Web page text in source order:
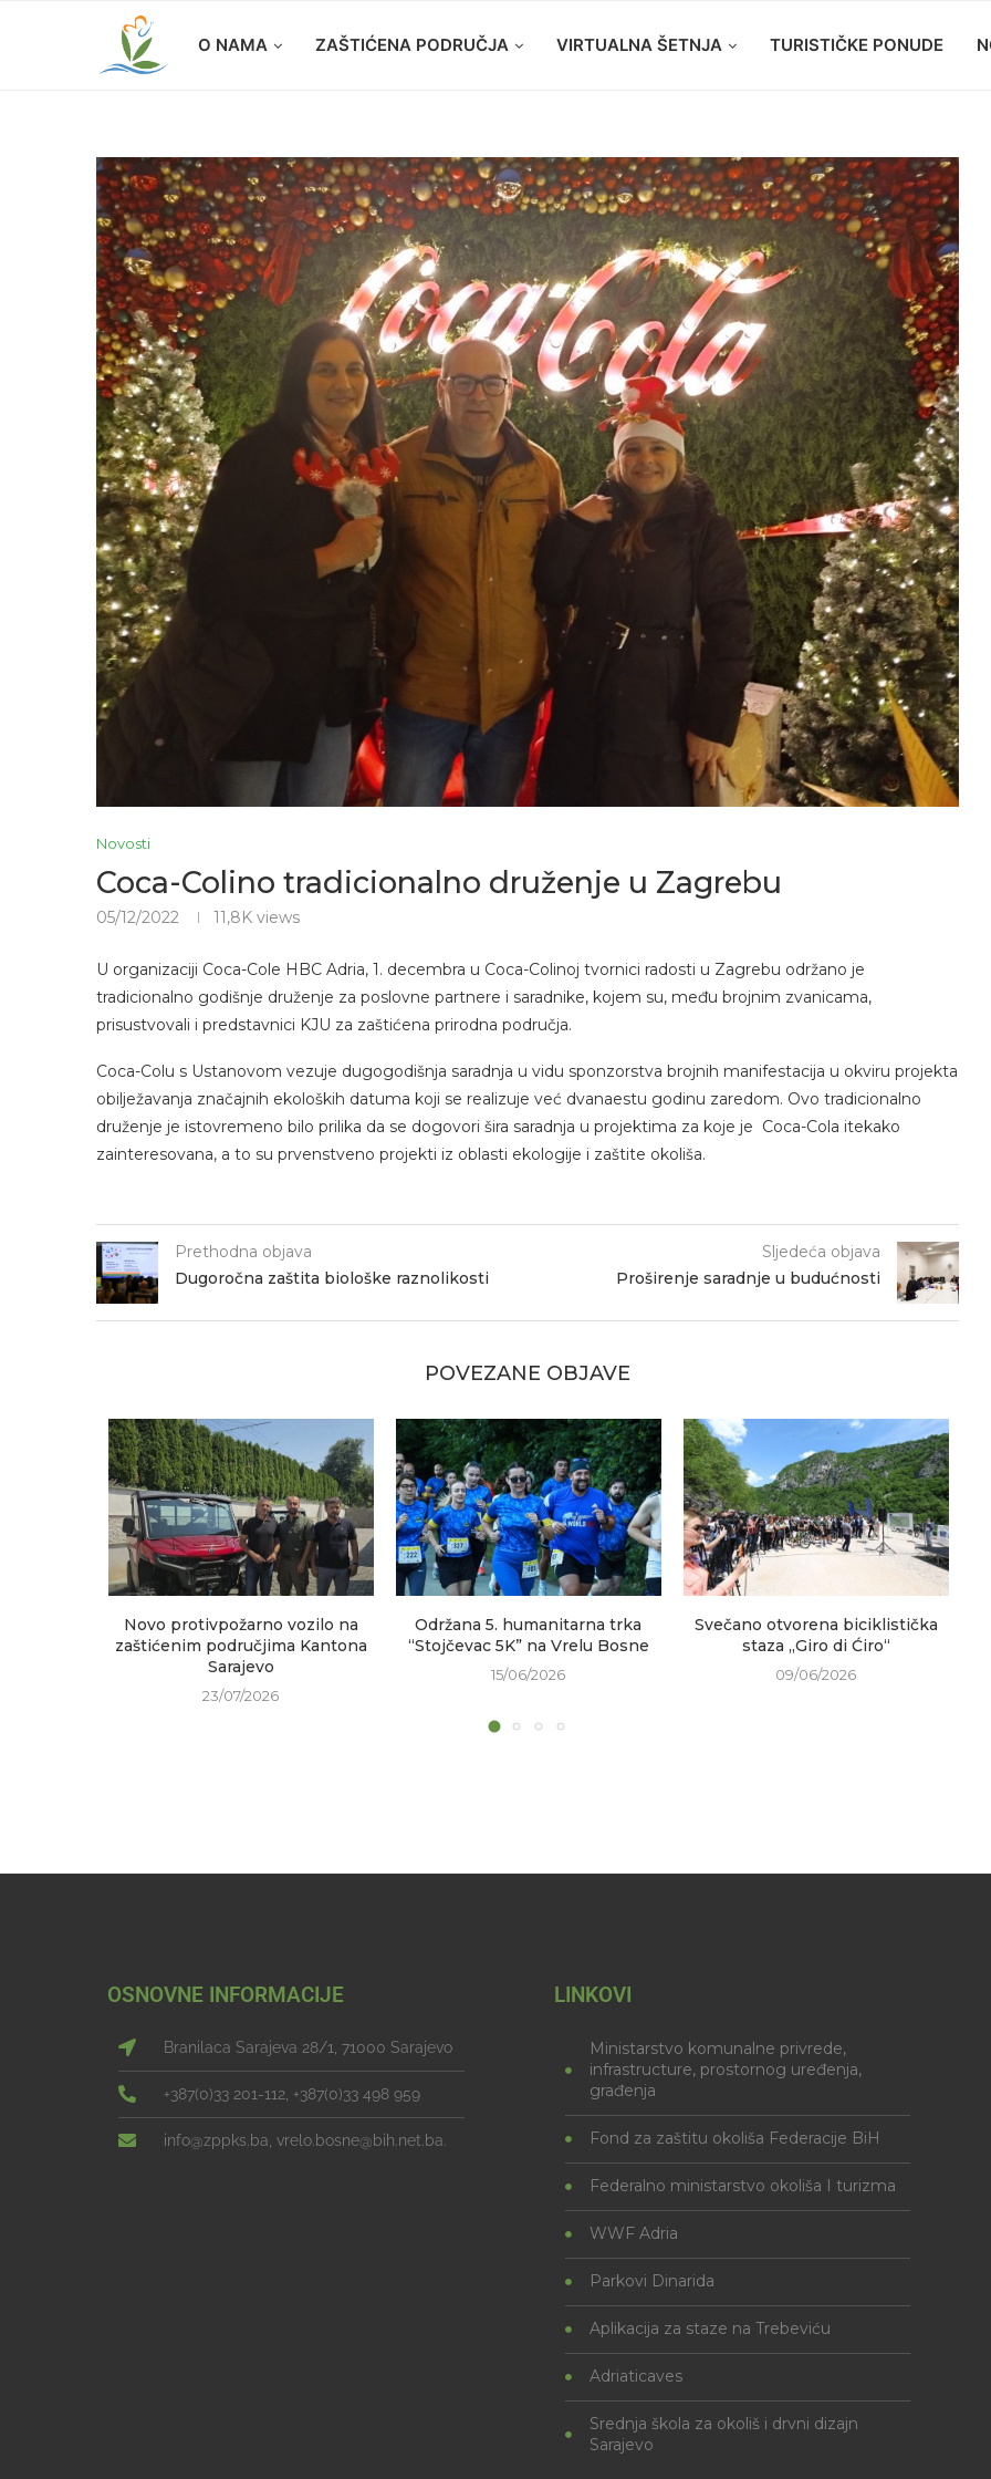
O NAMA ZAŠTIĆENA PODRUČJA VIRTUALNA ŠETNJA TURISTIČKE PONUDE
Novosti
Coca-Colino tradicionalno druženje u Zagrebu
05/12/2022 11,8K views
U organizaciji Coca-Cole HBC Adria, 1. decembra u Coca-Colinoj tvornici radosti u Zagrebu održano je
tradicionalno godišnje druženje za poslovne partnere i saradnike, kojem su, među brojnim zvanicama,
prisustvovali i predstavnici KJU za zaštićena prirodna područja.
Coca-Colu s Ustanovom vezuje dugogodišnja saradnja u vidu sponzorstva brojnih manifestacija u okviru projekta
obilježavanja značajnih ekoloških datuma koji se realizuje već dvanaestu godinu zaredom. Ovo tradicionalno
druženje je istovremeno bilo prilika da se dogovori šira saradnja u projektima za koje je Coca-Cola itekako
zainteresovana, a to su prvenstveno projekti iz oblasti ekologije i zaštite okoliša.
Prethodna objava
Dugoročna zaštita biološke raznolikosti
Sljedeća objava
Proširenje saradnje u budućnosti
POVEZANE OBJAVE
Novo protivpožarno vozilo na
zaštićenim područjima Kantona
Sarajevo
23/07/2026
Održana 5. humanitarna trka
“Stojčevac 5K” na Vrelu Bosne
15/06/2026
Svečano otvorena biciklistička
staza „Giro di Ćiro“
09/06/2026
OSNOVNE INFORMACIJE
Branilaca Sarajeva 28/1, 71000 Sarajevo
+387(0)33 201-112, +387(0)33 498 959
info@zppks.ba, vrelo.bosne@bih.net.ba.
LINKOVI
Ministarstvo komunalne privrede,
infrastructure, prostornog uređenja,
građenja
Fond za zaštitu okoliša Federacije BiH
Federalno ministarstvo okoliša I turizma
WWF Adria
Parkovi Dinarida
Aplikacija za staze na Trebeviću
Adriaticaves
Srednja škola za okoliš i drvni dizajn
Sarajevo